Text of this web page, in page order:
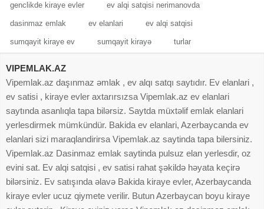
genclikde kiraye evler ev alqi satqisi nerimanovda
dasinmaz emlak ev elanlari ev alqi satqisi
sumqayit kiraye ev sumqayit kirayə turlar
VIPEMLAK.AZ
Vipemlak.az daşınmaz əmlak , ev alqı satqı saytıdır. Ev elanlari ,
ev satisi , kiraye evler axtarırsızsa Vipemlak.az ev elanlari
saytında asanlıqla tapa bilərsiz. Saytda müxtəlif emlak elanlari
yerlesdirmek mümkündür. Bakida ev elanlari, Azerbaycanda ev
elanlari sizi maraqlandirirsa Vipemlak.az saytinda tapa bilersiniz.
Vipemlak.az Dasinmaz emlak saytinda pulsuz elan yerlesdir, oz
evini sat. Ev alqi satqisi , ev satisi rahat şəkildə həyata keçirə
bilərsiniz. Ev satışında əlavə Bakida kiraye evler, Azerbaycanda
kiraye evler ucuz qiymete verilir. Butun Azerbaycan boyu kiraye